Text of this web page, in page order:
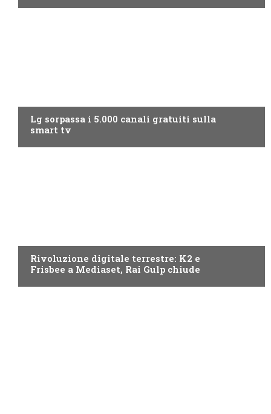
Lg sorpassa i 5.000 canali gratuiti sulla
smart tv
Rivoluzione digitale terrestre: K2 e
Frisbee a Mediaset, Rai Gulp chiude